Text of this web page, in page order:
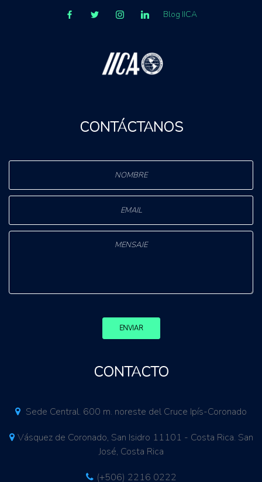
Blog IICA
CONTÁCTANOS
ENVIAR
CONTACTO
Sede Central. 600 m. noreste del Cruce Ipís-Coronado
Vásquez de Coronado, San Isidro 11101 - Costa Rica. San
José, Costa Rica
(+506) 2216 0222